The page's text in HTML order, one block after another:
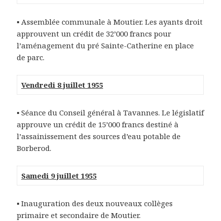
▪ Assemblée communale à Moutier. Les ayants droit
approuvent un crédit de 32’000 francs pour
l’aménagement du pré Sainte-Catherine en place
de parc.
Vendredi 8 juillet 1955
▪ Séance du Conseil général à Tavannes. Le législatif
approuve un crédit de 15’000 francs destiné à
l’assainissement des sources d’eau potable de
Borberod.
Samedi 9 juillet 1955
▪ Inauguration des deux nouveaux collèges
primaire et secondaire de Moutier.